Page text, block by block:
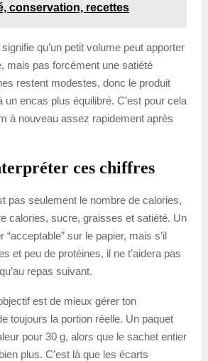
conservation, recettes
qu’un petit volume peut apporter
mais pas forcément une satiété
restent modestes, donc le produit
un encas plus équilibré. C’est pour cela
à nouveau assez rapidement après
ces chiffres
pas seulement le nombre de calories,
calories, sucre, graisses et satiété. Un
“acceptable” sur le papier, mais s’il
et peu de protéines, il ne t’aidera pas
repas suivant.
est de mieux gérer ton
toujours la portion réelle. Un paquet
pour 30 g, alors que le sachet entier
plus. C’est là que les écarts